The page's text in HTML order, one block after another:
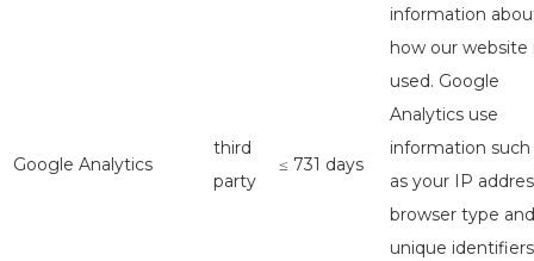
Google Analytics
third
party
≤ 731 days
information
how our website
used. Google
Analytics use
information such
as your IP
browser type and
unique identifiers